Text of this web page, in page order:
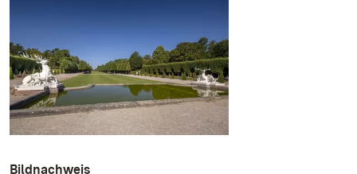
Bildnachweis